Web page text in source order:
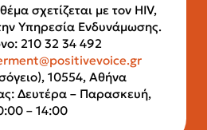
σχετίζεται με τον HIV,
Υπηρεσία Ενδυνάμωσης.
210 32 34 492
10554, Αθήνα
Δευτέρα – Παρασκευή,
– 14:00